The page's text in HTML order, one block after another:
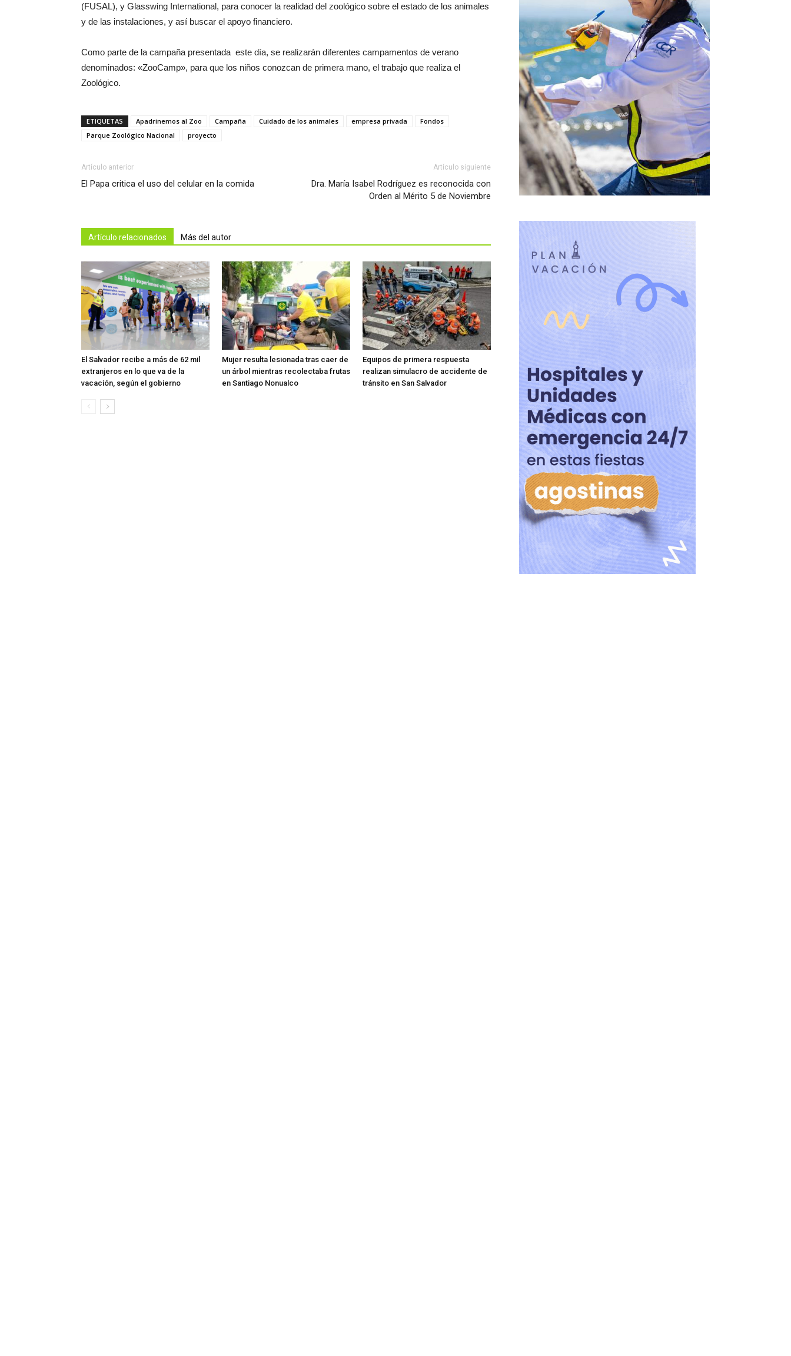
(FUSAL), y Glasswing International, para conocer la realidad del zoológico sobre el estado de los animales
y de las instalaciones, y así buscar el apoyo financiero.
Como parte de la campaña presentada este día, se realizarán diferentes campamentos de verano
denominados: «ZooCamp», para que los niños conozcan de primera mano, el trabajo que realiza el
Zoológico.
ETIQUETAS Apadrinemos al Zoo Campaña Cuidado de los animales empresa privada
Fondos
Parque Zoológico Nacional
proyecto
Artículo anterior
El Papa critica el uso del celular en la comida
Artículo siguiente
Dra. María Isabel Rodríguez es reconocida con
Orden al Mérito 5 de Noviembre
Artículo relacionados Más del autor
El Salvador recibe a más de 62 mil
extranjeros en lo que va de la
vacación, según el gobierno
Mujer resulta lesionada tras caer de
un árbol mientras recolectaba frutas
en Santiago Nonualco
Equipos de primera respuesta
realizan simulacro de accidente de
tránsito en San Salvador